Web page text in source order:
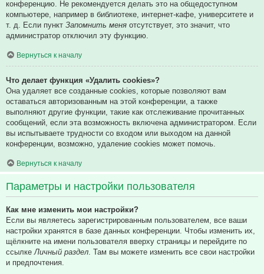
конференцию. Не рекомендуется делать это на общедоступном
компьютере, например в библиотеке, интернет-кафе, университете и
т. д. Если пункт Запомнить меня отсутствует, это значит, что
администратор отключил эту функцию.
Вернуться к началу
Что делает функция «Удалить cookies»?
Она удаляет все созданные cookies, которые позволяют вам
оставаться авторизованным на этой конференции, а также
выполняют другие функции, такие как отслеживание прочитанных
сообщений, если эта возможность включена администратором. Если
вы испытываете трудности со входом или выходом на данной
конференции, возможно, удаление cookies может помочь.
Вернуться к началу
Параметры и настройки пользователя
Как мне изменить мои настройки?
Если вы являетесь зарегистрированным пользователем, все ваши
настройки хранятся в базе данных конференции. Чтобы изменить их,
щёлкните на имени пользователя вверху страницы и перейдите по
ссылке Личный раздел . Там вы можете изменить все свои настройки
и предпочтения.